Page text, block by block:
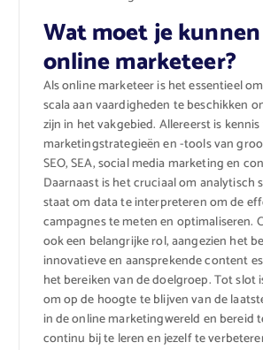
Wat moet je
online marketeer?
Als online marketeer is het essentieel
scala aan vaardigheden te beschikken
zijn in het vakgebied. Allereerst is
marketingstrategieën en -tools van
SEO, SEA, social media marketing en
Daarnaast is het cruciaal om analytisch
staat om data te interpreteren om de
campagnes te meten en optimaliseren.
ook een belangrijke rol, aangezien het
innovatieve en aansprekende content
het bereiken van de doelgroep. Tot slot
om op de hoogte te blijven van de
in de online marketingwereld en bereid
continu bij te leren en jezelf te